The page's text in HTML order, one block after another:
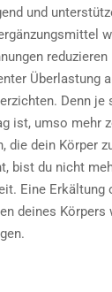
und
reduzieren
Überlastung
Denn je
ist, umso mehr
die dein Körper
bist du nicht
Eine Erkältung
deines Körpers